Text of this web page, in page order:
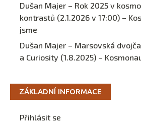
Dušan Majer – Rok 2025 v
kontrastů (2.1.2026 v 17:00) –
jsme
Dušan Majer – Marsovská
a Curiosity (1.8.2025) –
ZÁKLADNÍ INFORMACE
Přihlásit se